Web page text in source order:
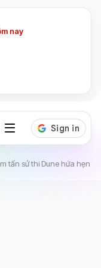
nay
tấn sử thi Dune hứa hẹn